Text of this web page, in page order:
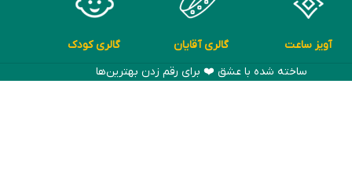
آویز ساعت گالری آقایان
گالری کودک
ساخته شده با عشق ❤️ برای رقم زدن بهترین‌ها